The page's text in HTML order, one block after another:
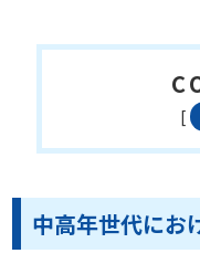
[
中高年世代にお